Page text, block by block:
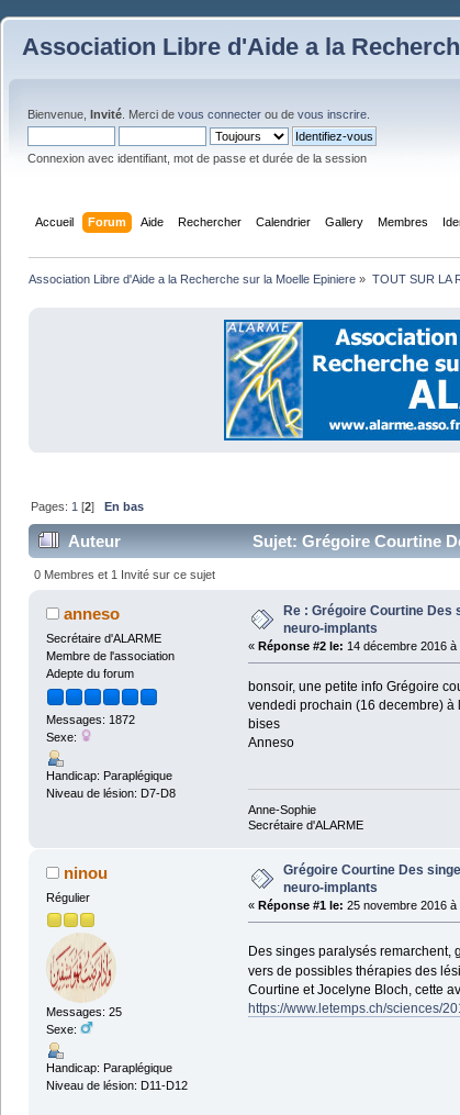
Association Libre d'Aide a la
Bienvenue, Invité . Merci de vous connecter ou de vous inscrire
Connexion avec identifiant, mot de passe et durée de la session
Accueil Forum Aide Rechercher Calendrier Gallery Membres
Association Libre d'Aide a la Recherche sur la Moelle Epiniere » TOUT SUR LA
Pages: 1 [2] En bas
Auteur Sujet: Grégoire Courtine
0 Membres et 1 Invité sur ce sujet
anneso
Secrétaire d'ALARME
Membre de l'association
Adepte du forum
Messages: 1872
Sexe:
Handicap: Paraplégique
Niveau de lésion: D7-D8
Re : Grégoire Courtine
neuro-implants
« Réponse #2 le: 14 décembre 2016 à
bonsoir, une petite info Grégoire
vendedi prochain (16 decembre) à
bises
Anneso
Anne-Sophie
Secrétaire d'ALARME
ninou
Régulier
Messages: 25
Sexe:
Handicap: Paraplégique
Niveau de lésion: D11-D12
Grégoire Courtine Des
neuro-implants
« Réponse #1 le: 25 novembre 2016 à
Des singes paralysés remarchent,
vers de possibles thérapies des
Courtine et Jocelyne Bloch, cette
https://www.letemps.ch/sciences/